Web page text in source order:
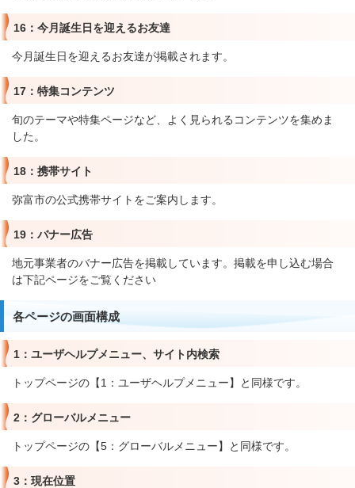
16：今月誕生日を迎えるお友達
今月誕生日を迎えるお友達が掲載されます。
17：特集コンテンツ
旬のテーマや特集ページなど、よく見られるコンテンツを集めま
した。
18：携帯サイト
弥富市の公式携帯サイトをご案内します。
19：バナー広告
地元事業者のバナー広告を掲載しています。掲載を申し込む場合
は下記ページをご覧ください
各ページの画面構成
1：ユーザヘルプメニュー、サイト内検索
トップページの【1：ユーザヘルプメニュー】と同様です。
2：グローバルメニュー
トップページの【5：グローバルメニュー】と同様です。
3：現在位置